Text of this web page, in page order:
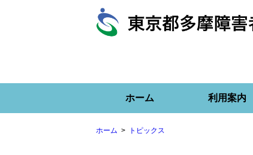
ホーム 利用案内
ホーム トピックス